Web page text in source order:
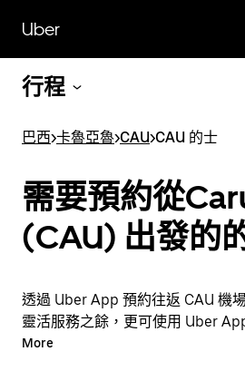
Uber
行程
巴西>卡魯亞魯>CAU>CAU 的士
需要預約從
(CAU) 出發的
透過 Uber App 預約往返 CAU 機
靈活服務之餘，更可使用 Uber
時需要乘車？隨時透過 App 或網
More